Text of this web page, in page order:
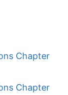
Chapter
Chapter